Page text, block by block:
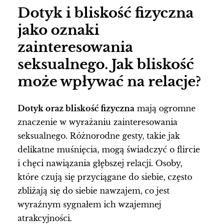
Dotyk i bliskość fizyczna
jako oznaki
zainteresowania
seksualnego. Jak bliskość
może wpływać na relacje?
Dotyk oraz bliskość fizyczna mają ogromne
znaczenie w wyrażaniu zainteresowania
seksualnego. Różnorodne gesty, takie jak
delikatne muśnięcia, mogą świadczyć o flircie
i chęci nawiązania głębszej relacji. Osoby,
które czują się przyciągane do siebie, często
zbliżają się do siebie nawzajem, co jest
wyraźnym sygnałem ich wzajemnej
atrakcyjności.